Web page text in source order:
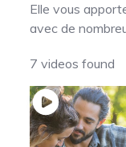
Elle vous
avec de
7 videos found